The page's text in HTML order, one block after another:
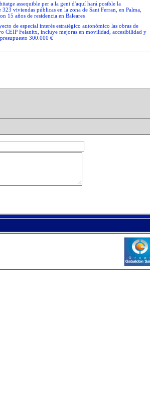
assequible per a la gent d'aquí hará posible la
323 viviendas públicas en la zona de Sant Ferran, en Palma,
15 años de residencia en Baleares
de especial interés estratégico autonómico las obras de
CEIP Felanitx, incluye mejoras en movilidad, accesibilidad y
300.000 €